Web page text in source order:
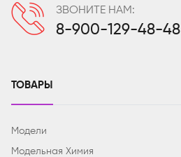
ЗВОНИТЕ НАМ:
8-900-129-48-48
ТОВАРЫ
Модели
Модельная Химия